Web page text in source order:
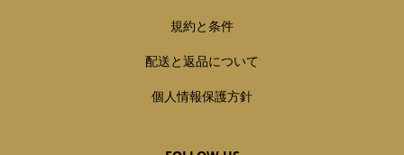
規約と条件
配送と返品について
個人情報保護方針